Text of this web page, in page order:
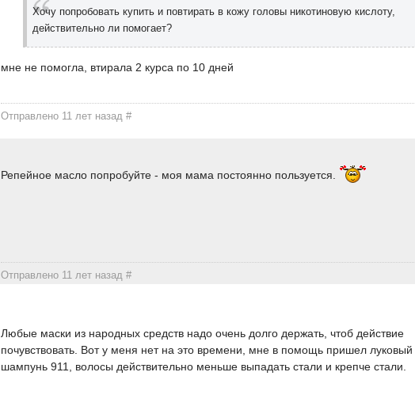
Хочу попробовать купить и повтирать в кожу головы никотиновую кислоту,
действительно ли помогает?
мне не помогла, втирала 2 курса по 10 дней
Отправлено 11 лет назад#
Репейное масло попробуйте - моя мама постоянно пользуется.
Отправлено 11 лет назад#
Любые маски из народных средств надо очень долго держать, чтоб действие
почувствовать. Вот у меня нет на это времени, мне в помощь пришел луковый
шампунь 911, волосы действительно меньше выпадать стали и крепче стали.